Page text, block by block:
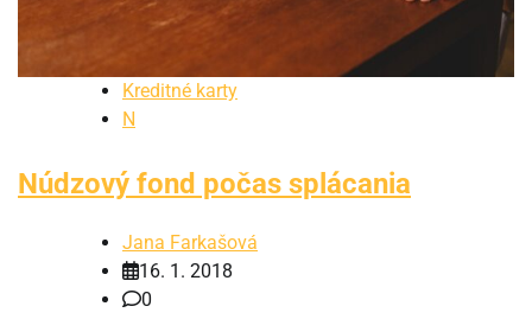
Kreditné karty
N
Núdzový fond počas splácania
Jana Farkašová
16. 1. 2018
0